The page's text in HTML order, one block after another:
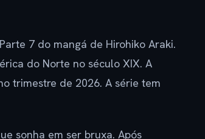
7 do mangá de Hirohiko Araki.
do Norte no século XIX. A
trimestre de 2026. A série tem
sonha em ser bruxa. Após